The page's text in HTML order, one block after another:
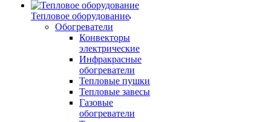
Тепловое оборудование
Обогреватели
Конвекторы
электрические
Инфракрасные
обогреватели
Тепловые пушки
Тепловые завесы
Газовые
обогреватели